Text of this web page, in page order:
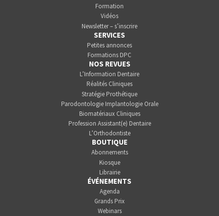
Formation
Vidéos
Newsletter – s’inscrire
SERVICES
Petites annonces
Formations DPC
NOS REVUES
L’Information Dentaire
Réalités Cliniques
Stratégie Prothétique
Parodontologie Implantologie Orale
Biomatériaux Cliniques
Profession Assistant(e) Dentaire
L’Orthodontiste
BOUTIQUE
Abonnements
Kiosque
Librairie
ÉVÉNEMENTS
Agenda
Grands Prix
Webinars